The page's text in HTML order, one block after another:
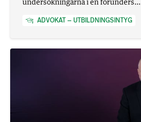
undersökningarna i en förunders...
ADVOKAT – UTBILDNINGSINTYG